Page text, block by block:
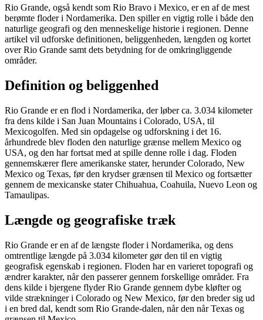
Rio Grande, også kendt som Rio Bravo i Mexico, er en af de mest
berømte floder i Nordamerika. Den spiller en vigtig rolle i både den
naturlige geografi og den menneskelige historie i regionen. Denne
artikel vil udforske definitionen, beliggenheden, længden og kortet
over Rio Grande samt dets betydning for de omkringliggende
områder.
Definition og beliggenhed
Rio Grande er en flod i Nordamerika, der løber ca. 3.034 kilometer
fra dens kilde i San Juan Mountains i Colorado, USA, til
Mexicogolfen. Med sin opdagelse og udforskning i det 16.
århundrede blev floden den naturlige grænse mellem Mexico og
USA, og den har fortsat med at spille denne rolle i dag. Floden
gennemskærer flere amerikanske stater, herunder Colorado, New
Mexico og Texas, før den krydser grænsen til Mexico og fortsætter
gennem de mexicanske stater Chihuahua, Coahuila, Nuevo Leon og
Tamaulipas.
Længde og geografiske træk
Rio Grande er en af de længste floder i Nordamerika, og dens
omtrentlige længde på 3.034 kilometer gør den til en vigtig
geografisk egenskab i regionen. Floden har en varieret topografi og
ændrer karakter, når den passerer gennem forskellige områder. Fra
dens kilde i bjergene flyder Rio Grande gennem dybe kløfter og
vilde strækninger i Colorado og New Mexico, før den breder sig ud
i en bred dal, kendt som Rio Grande-dalen, når den når Texas og